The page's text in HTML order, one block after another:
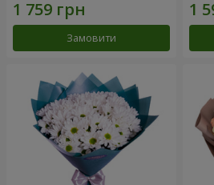
Замовити